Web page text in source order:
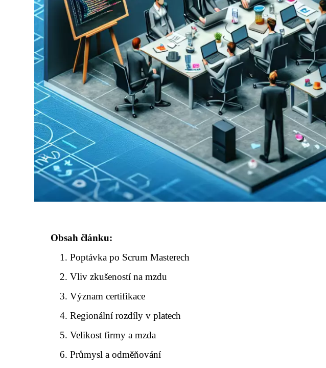
Obsah článku:
Poptávka po Scrum Masterech
Vliv zkušeností na mzdu
Význam certifikace
Regionální rozdíly v platech
Velikost firmy a mzda
Průmysl a odměňování